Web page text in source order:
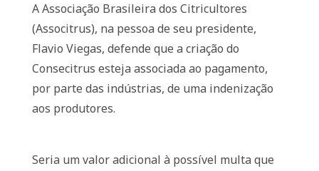
A Associação Brasileira dos Citricultores
(Associtrus), na pessoa de seu presidente,
Flavio Viegas, defende que a criação do
Consecitrus esteja associada ao pagamento,
por parte das indústrias, de uma indenização
aos produtores.
Seria um valor adicional à possível multa que